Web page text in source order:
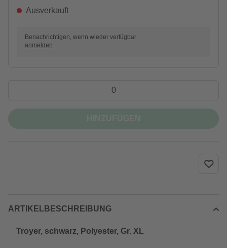
Ausverkauft
Benachrichtigen, wenn wieder verfügbar
anmelden
ARTIKELBESCHREIBUNG
Troyer, schwarz, Polyester, Gr. XL